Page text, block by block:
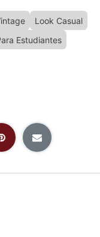
Look Casual
Estudiantes